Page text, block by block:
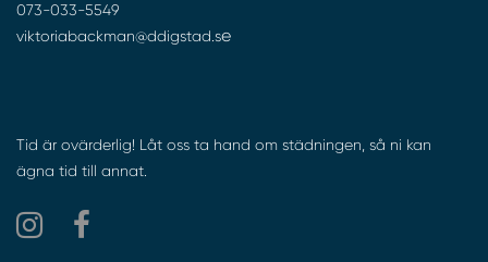
073-033-5549
viktoriabackman@ddigstad.se
Tid är ovärderlig! Låt oss ta hand om städningen, så ni kan
ägna tid till annat.